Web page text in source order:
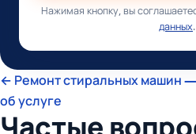
Нажимая кнопку, вы
данных.
← Ремонт стиральных машин
об услуге
Частые